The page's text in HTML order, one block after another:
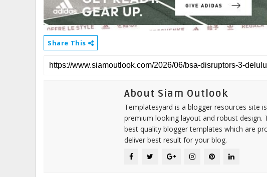
Share This
About Siam Outlook
Templatesyard is a blogger resources site
premium looking layout and robust
best quality blogger templates which are
deliver best result for your blog.